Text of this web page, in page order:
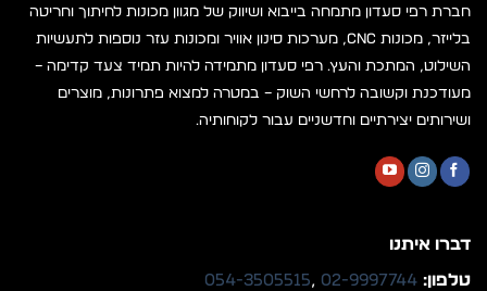
חברת רפי סעדון מתמחה בייבוא ושיווק של מגוון מכונות לחיתוך וחריטה
בלייזר, מכונות CNC, מערכות סינון אוויר ומכונות עזר נוספות לתעשיות
השילוט, המתכת והעץ. רפי סעדון מתמידה להיות תמיד צעד קדימה –
מעודכנת וקשובה לרחשי השוק – במטרה למצוא פתרונות, מוצרים
ושירותים יצירתיים וחדשניים עבור לקוחותיה.
דברו איתנו
טלפון: 02-9997744
,
054-3505515